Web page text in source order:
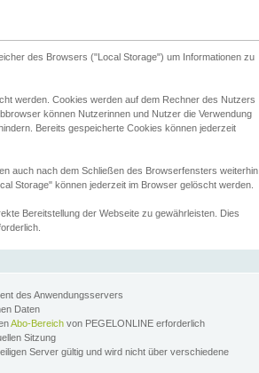
des Browsers ("Local Storage") um Informationen zu
werden. Cookies werden auf dem Rechner des Nutzers
können Nutzerinnen und Nutzer die Verwendung
Bereits gespeicherte Cookies können jederzeit
auch nach dem Schließen des Browserfensters weiterhin
Storage" können jederzeit im Browser gelöscht werden.
Bereitstellung der Webseite zu gewährleisten. Dies
des Anwendungsservers
Daten
Abo-Bereich von PEGELONLINE erforderlich
Sitzung
Server gültig und wird nicht über verschiedene